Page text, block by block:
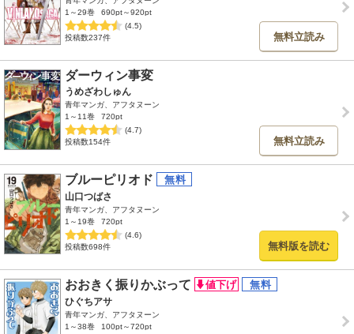
1～29巻
690pt～920pt
(4.5)
投稿数237件
無料立読み
ダーウィン事変
うめざわしゅん
青年マンガ、アフタヌーン
1～11巻
720pt
(4.7)
投稿数154件
無料立読み
ブルーピリオド
山口つばさ
青年マンガ、アフタヌーン
1～19巻
720pt
(4.6)
投稿数698件
無料版を読む
おおきく振りかぶって
ひぐちアサ
青年マンガ、アフタヌーン
1～38巻
100pt～720pt